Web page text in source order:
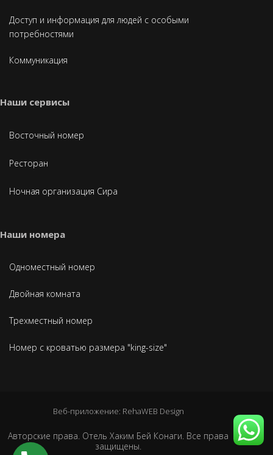
Доступ и информация для людей с особыми
потребностями
Коммуникация
Наши сервисы
Восточный номер
Ресторан
Ночная организация Сира
Наши номера
Одноместный номер
Двойная комната
Трехместный номер
Номер с кроватью размера "king-size"
Веб-приложение: RehaWEB Design
Авторские права. Отель Хаким Бей Конаги. Все права
защищены.